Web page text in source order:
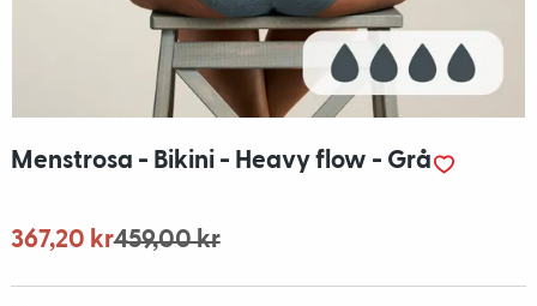
Menstrosa - Bikini - Heavy flow - Grå
367,20 kr459,00 kr